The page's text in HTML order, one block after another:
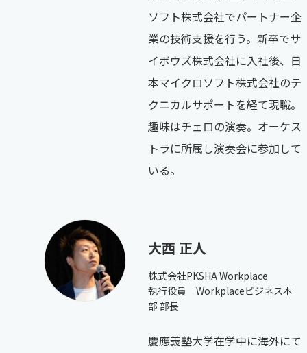
ソフト株式会社でパートナー企
業の技術支援を行う。新卒でサ
イボウズ株式会社に入社後、日
本マイクロソフト株式会社のテ
クニカルサポートを経て現職。
趣味はチェロの演奏。オーケス
トラに所属し演奏会に参加して
いる。
大西 正人
株式会社PKSHA Workplace
執行役員 Workplaceビジネス本
部 部長
慶應義塾大学在学中に海外にて